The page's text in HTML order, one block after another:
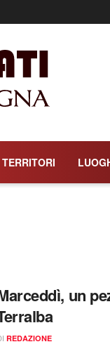
TERRITORI
un
REDAZIONE